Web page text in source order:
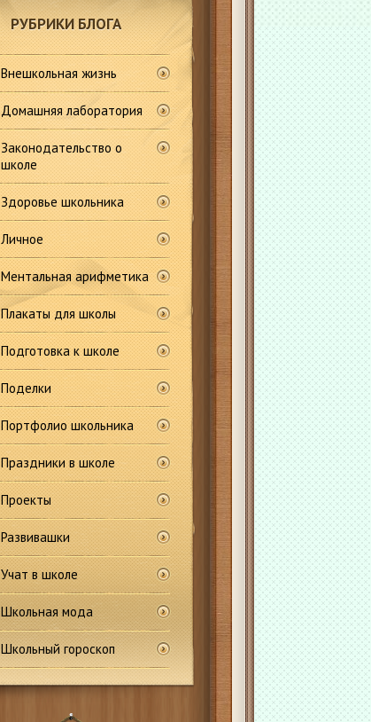
РУБРИКИ БЛОГА
Внешкольная жизнь
Домашняя лаборатория
Законодательство о
школе
Здоровье школьника
Личное
Ментальная арифметика
Плакаты для школы
Подготовка к школе
Поделки
Портфолио школьника
Праздники в школе
Проекты
Развивашки
Учат в школе
Школьная мода
Школьный гороскоп